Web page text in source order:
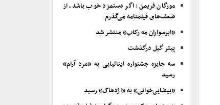
مورگان فریمن: اگر دستمزد خوب باشد، از
ضعف‌های فیلمنامه می‌گذرم
«ابرسواران مه رکاب» منتشر شد
پیتر گیل درگذشت
سه جایزه جشنواره ایتالیایی به «مرد آرام»
رسید
«بیضایی‌خوانی» به «اژدهاک» رسید